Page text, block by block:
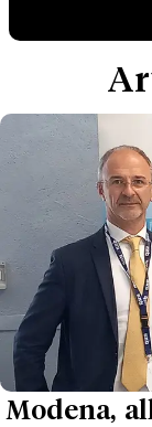
Modena,